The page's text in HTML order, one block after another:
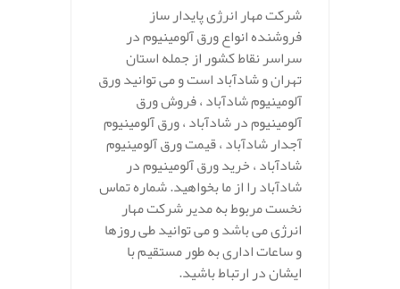
شرکت مهار انرژی پایدار ساز
فروشنده انواع ورق آلومینیوم در
سراسر نقاط کشور از جمله استان
تهران و شادآباد است و می توانید ورق
آلومینیوم شادآباد ، فروش ورق
آلومینیوم در شادآباد ، ورق آلومینیوم
آجدار شادآباد ، قیمت ورق آلومینیوم
شادآباد ، خرید ورق آلومینیوم در
شادآباد را از ما بخواهید. شماره تماس
نخست مربوط به مدیر شرکت مهار
انرژی می باشد و می توانید طی روزها
و ساعات اداری به طور مستقیم با
ایشان در ارتباط باشید.